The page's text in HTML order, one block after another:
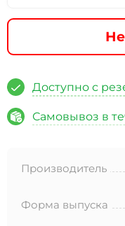
Доступно с
Самовывоз в
Производитель
Форма выпуска
Защита от
соответствии с
№152-ФЗ «О